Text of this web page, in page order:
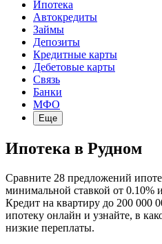
Ипотека
Автокредиты
Займы
Депозиты
Кредитные карты
Дебетовые карты
Связь
Банки
МФО
Еще
Ипотека в Рудном
Сравните 28 предложений
минимальной ставкой от 0.10%
Кредит на квартиру до 200 000
ипотеку онлайн и узнайте, в
низкие переплаты.